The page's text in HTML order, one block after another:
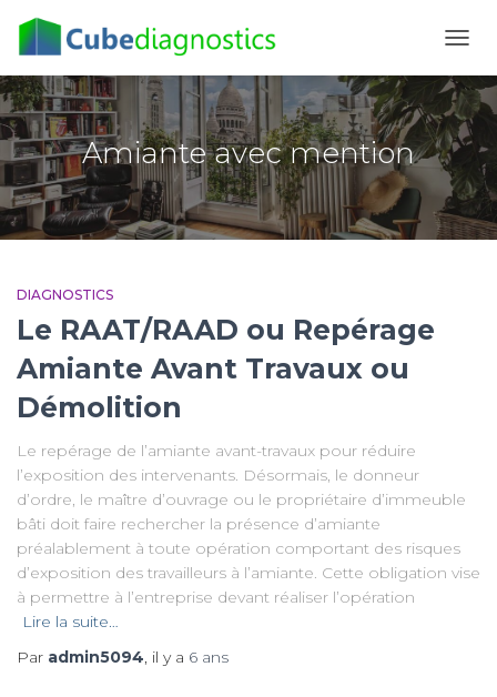
LA
Amiante avec mention
DIAGNOSTICS
Le RAAT/RAAD ou Repérage
Amiante Avant Travaux ou
Démolition
Le repérage de l’amiante avant-travaux pour réduire
l’exposition des intervenants. Désormais, le donneur
d’ordre, le maître d’ouvrage ou le propriétaire d’immeuble
bâti doit faire rechercher la présence d’amiante
préalablement à toute opération comportant des risques
d’exposition des travailleurs à l’amiante. Cette obligation vise
à permettre à l’entreprise devant réaliser l’opération
Lire la suite…
Par admin5094, il y a 6 ans